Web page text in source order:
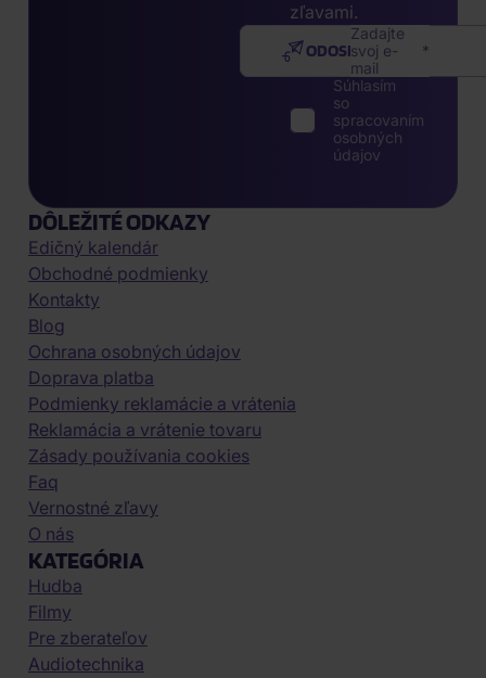
zľavami.
Zadajte
svoj e-
mail
ODOSLAŤ
Súhlasím
so
spracovaním
osobných
údajov
DÔLEŽITÉ ODKAZY
Edičný kalendár
Obchodné podmienky
Kontakty
Blog
Ochrana osobných údajov
Doprava platba
Podmienky reklamácie a vrátenia
Reklamácia a vrátenie tovaru
Zásady používania cookies
Faq
Vernostné zľavy
O nás
KATEGÓRIA
Hudba
Filmy
Pre zberateľov
Audiotechnika